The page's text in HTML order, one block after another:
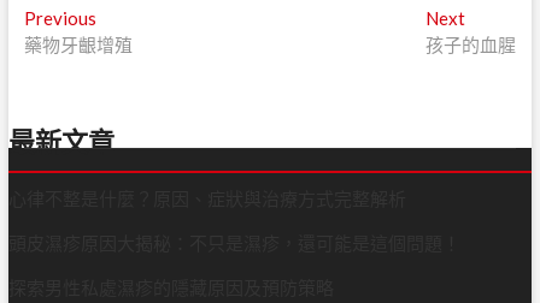
文
章
覽
PreviousPrevious
post:
藥物牙齦增殖
NextNext
post:
孩子的血腥
最新文章